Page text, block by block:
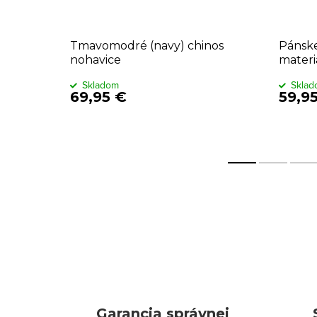
Tmavomodré (navy) chinos
nohavice
69,95 €
Skladom
Garancia správnej